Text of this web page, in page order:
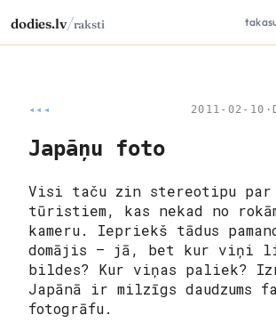
dodies.lv/raksti takas
◂◂◂ 2011-02-10 ·
Japāņu foto
Visi taču zin stereotipu par
tūristiem, kas nekad no
kameru. Iepriekš tādus
domājis – jā, bet kur viņi
bildes? Kur viņas paliek?
Japānā ir milzīgs daudzums
fotogrāfu.